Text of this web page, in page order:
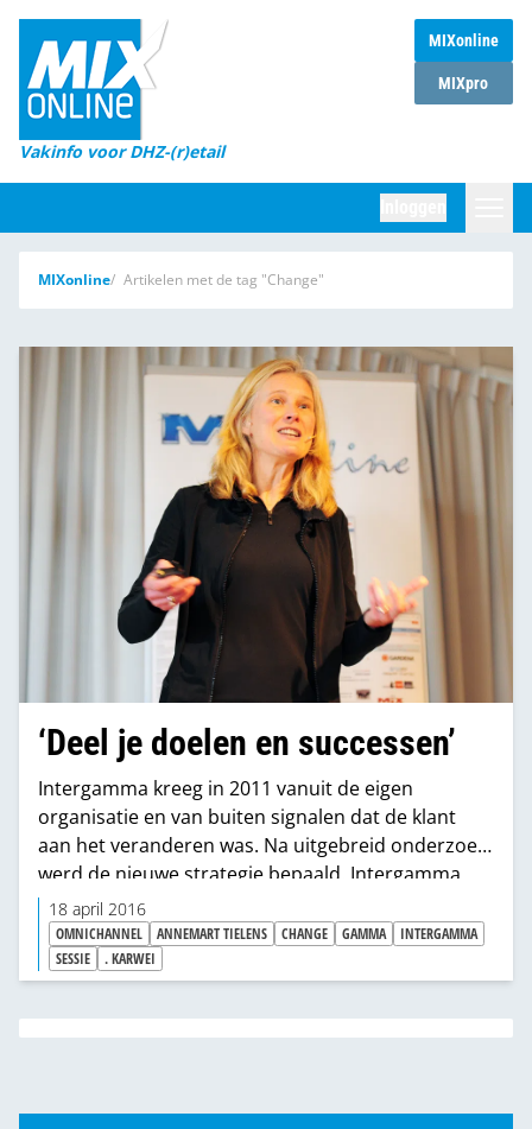
MIXonline
MIXpro
Vakinfo voor DHZ-(r)etail
Home
Magazines
DHZ Sessie
Marktcijfers
Word abonnee
MIXonline Artikelen met de tag "Change"
‘Deel je doelen en successen’
Intergamma kreeg in 2011 vanuit de eigen
organisatie en van buiten signalen dat de klant
aan het veranderen was. Na uitgebreid onderzoek
werd de nieuwe strategie bepaald. Intergamma
moest omnichannel worden. Maar dat gaat niet
van de ene op de andere dag. Onder de naam
Olympus werd een implementatie­strategie
opgezet, die door Annemart Tielens werd
begeleid. Tijdens de Nationale DHZ Sessie gaf zij
inzicht in dit veranderproces en de keuzes die
18 april 2016
OMNICHANNEL ANNEMART TIELENS CHANGE GAMMA
INTERGAMMA
SESSIE
. KARWEI